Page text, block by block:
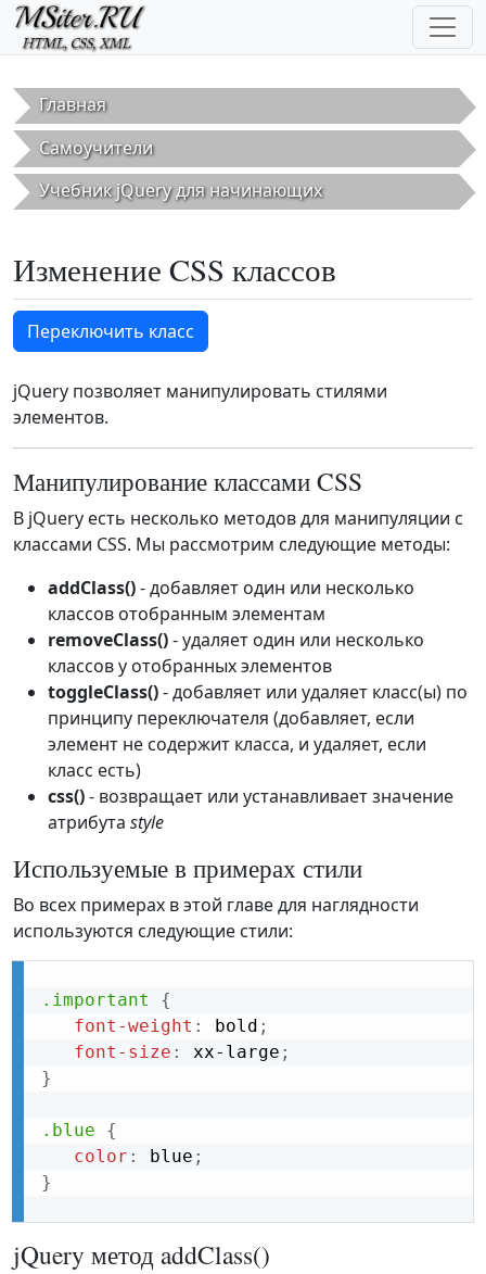
Перейти к основному содержанию
Главная
Самоучители
Учебник jQuery для начинающих
Изменение CSS классов
Переключить класс
jQuery позволяет манипулировать стилями
элементов.
Манипулирование классами CSS
В jQuery есть несколько методов для манипуляции с
классами CSS. Мы рассмотрим следующие методы:
addClass()- добавляет один или несколько
классов отобранным элементам
removeClass()- удаляет один или несколько
классов у отобранных элементов
toggleClass()- добавляет или удаляет класс(ы) по
принципу переключателя (добавляет, если
элемент не содержит класса, и удаляет, если
класс есть)
css()- возвращает или устанавливает значение
атрибута style
Используемые в примерах стили
Во всех примерах в этой главе для наглядности
используются следующие стили:
.important
{
font-weight : bold ;
font-size : xx-large ;
}
.blue
{
color : blue ;
}
jQuery метод addClass()